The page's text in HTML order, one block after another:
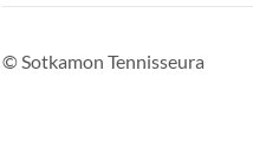
©Sotkamon Tennisseura